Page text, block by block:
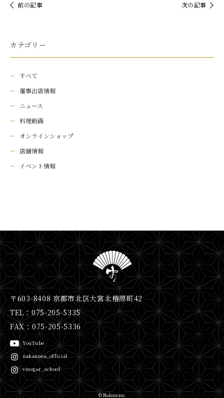
前の記事 次の記事
カテゴリー
すべて
催事出店情報
ニュース
料理動画
オンラインショップ
店舗情報
イベント情報
〒603-8408 京都市北区大宮北椿原町42
TEL：075-205-5335
FAX：075-205-5336
YouTube
nakanosu_official
vinegar_school
© Nakanosu.